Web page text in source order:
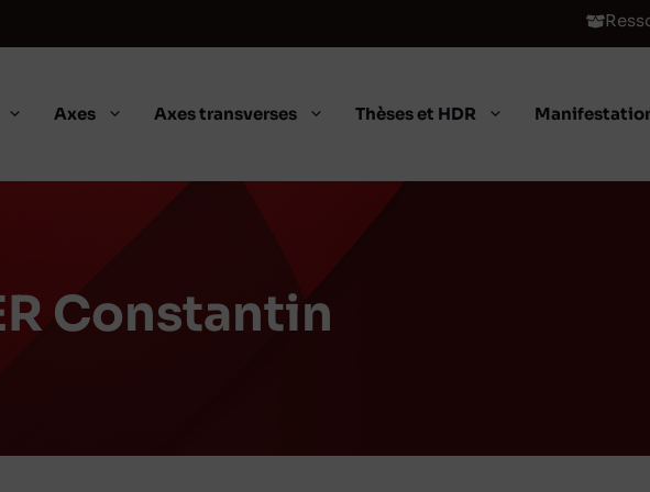
Axes Axes transverses Thèses et HDR
Constantin